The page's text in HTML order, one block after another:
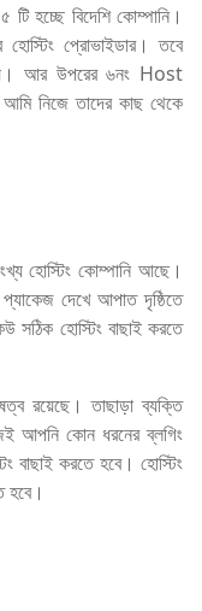
হচ্ছে বিদেশি কোম্পানি।
প্রোভাইডার। তবে
আর উপরের ৬নং Host
নিজে তাদের কাছ থেকে
হোস্টিং কোম্পানি আছে।
দেখে আপাত দৃষ্ঠিতে
সঠিক হোস্টিং বাছাই করতে
রয়েছে। তাছাড়া ব্যক্তি
আপনি কোন ধরনের ব্লগিং
বাছাই করতে হবে। হোস্টিং
হবে।